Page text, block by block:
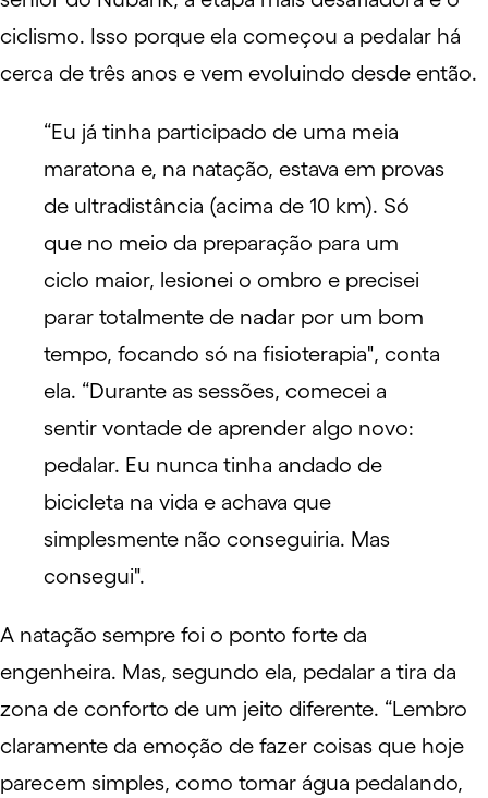
ciclismo. Isso porque ela começou a pedalar há
cerca de três anos e vem evoluindo desde então.
“Eu já tinha participado de uma meia
maratona e, na natação, estava em provas
de ultradistância (acima de 10 km). Só
que no meio da preparação para um
ciclo maior, lesionei o ombro e precisei
parar totalmente de nadar por um bom
tempo, focando só na fisioterapia", conta
ela. “Durante as sessões, comecei a
sentir vontade de aprender algo novo:
pedalar. Eu nunca tinha andado de
bicicleta na vida e achava que
simplesmente não conseguiria. Mas
consegui".
A natação sempre foi o ponto forte da
engenheira. Mas, segundo ela, pedalar a tira da
zona de conforto de um jeito diferente. “Lembro
claramente da emoção de fazer coisas que hoje
parecem simples, como tomar água pedalando,